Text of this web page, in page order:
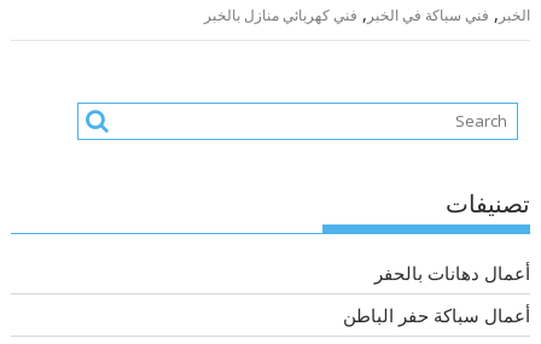
الخبر , فني سباكة في الخبر , فني كهربائي منازل بالخبر
تصنيفات
أعمال دهانات بالحفر
أعمال سباكة حفر الباطن